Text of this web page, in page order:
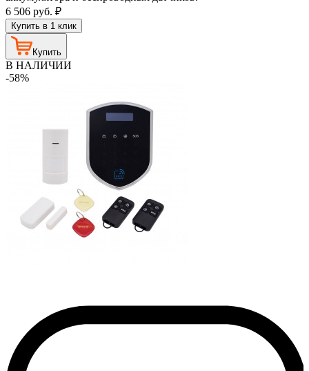
6 506 руб. ₽
Купить в 1 клик
Купить
В НАЛИЧИИ
-58%